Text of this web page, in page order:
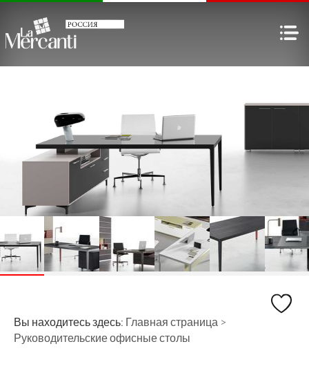
Вы находитесь здесь: Главная страница >
Руководительские офисные столы